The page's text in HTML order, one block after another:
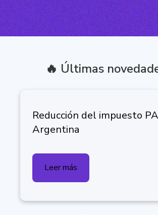
🔥 Últimas
CITI Compras
Argentina: